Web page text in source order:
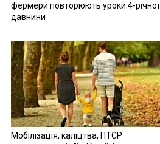
фермери повторюють уроки 4-річної
давнини
Мобілізація, каліцтва, ПТСР: